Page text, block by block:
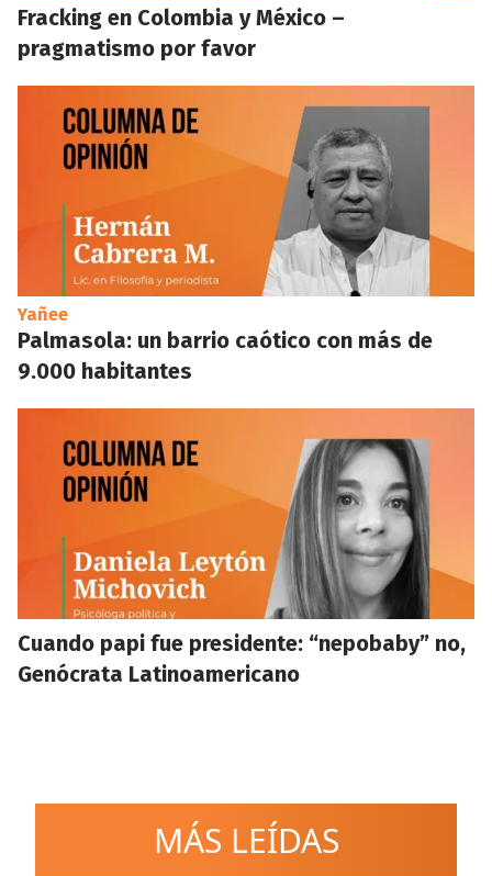
Fracking en Colombia y México –
pragmatismo por favor
Yañee
Palmasola: un barrio caótico con más de
9.000 habitantes
Cuando papi fue presidente: “nepobaby” no,
Genócrata Latinoamericano
MÁS LEÍDAS